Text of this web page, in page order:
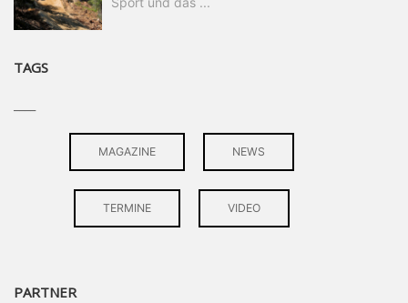
TAGS
MAGAZINE NEWS
TERMINE VIDEO
PARTNER